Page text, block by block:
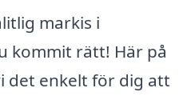
markis i
kommit rätt! Här på
det enkelt för dig att